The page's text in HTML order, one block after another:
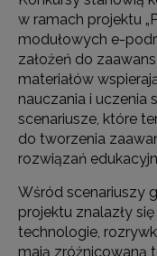
w ramach projektu
modułowych e-
założeń do
materiałów
nauczania i uczenia
scenariusze, które
do tworzenia
rozwiązań
Wśród scenariuszy
projektu znalazły
technologie,
mają zróżnicowaną